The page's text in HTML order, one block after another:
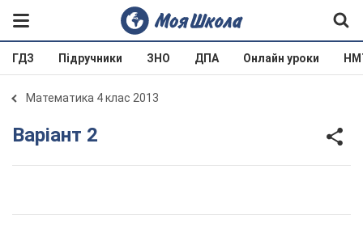
ГДЗ Підручники ЗНО ДПА Онлайн уроки
Математика 4 клас 2013
Варіант 2